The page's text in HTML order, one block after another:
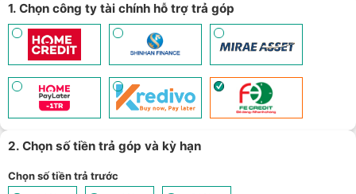
1. Chọn công ty tài chính hỗ trợ trả góp
2. Chọn số tiền trả góp và kỳ hạn
Chọn số tiền trả trước